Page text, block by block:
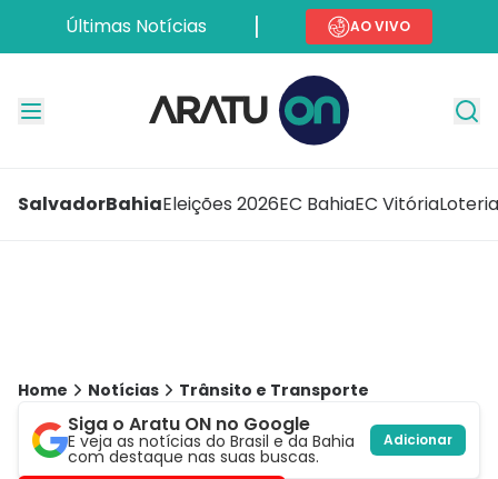
Últimas Notícias AO VIVO
SalvadorBahiaEleições 2026EC BahiaEC Vitória
Home Notícias Trânsito e Transporte
Siga o Aratu ON no Google
E veja as notícias do Brasil e da Bahia
com destaque nas suas buscas.
Adicionar